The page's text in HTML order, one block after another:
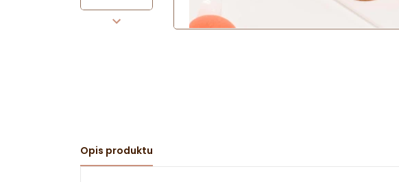
Opis produktu